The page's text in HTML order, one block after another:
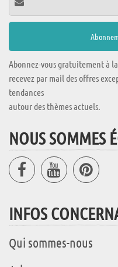
Abonnez-vous gratuitement à
recevez par mail des offres
tendances
autour des thèmes actuels.
NOUS SOMMES
INFOS
Qui sommes-nous